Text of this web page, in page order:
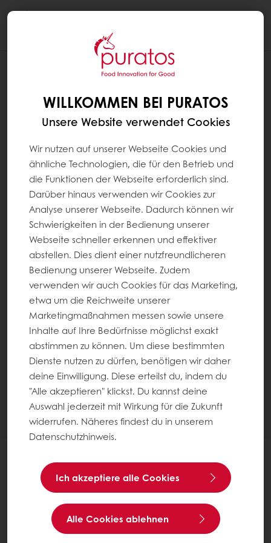
SYSTEM PAGES
WIR VERWENDEN COOKIES, UM
WILLKOMMEN BEI PURATOS
Unsere Website verwendet Cookies
Wir nutzen auf unserer Webseite Cookies und
ähnliche Technologien, die für den Betrieb und
die Funktionen der Webseite erforderlich sind.
Darüber hinaus verwenden wir Cookies zur
Analyse unserer Webseite. Dadurch können wir
Schwierigkeiten in der Bedienung unserer
Webseite schneller erkennen und effektiver
abstellen. Dies dient einer nutzfreundlicheren
Bedienung unserer Webseite. Zudem
verwenden wir auch Cookies für das Marketing,
etwa um die Reichweite unserer
Marketingmaßnahmen messen sowie unsere
Inhalte auf Ihre Bedürfnisse möglichst exakt
abstimmen zu können. Um diese bestimmten
Dienste nutzen zu dürfen, benötigen wir daher
deine Einwilligung. Diese erteilst du, indem du
"Alle akzeptieren" klickst. Du kannst deine
Auswahl jederzeit mit Wirkung für die Zukunft
widerrufen. Näheres findest du in unserem
Datenschutzhinweis.
Ich akzeptiere alle Cookies
Alle Cookies ablehnen